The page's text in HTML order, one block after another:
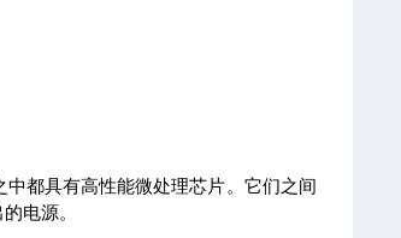
都具有高性能微处理芯片。它们之间
电源。